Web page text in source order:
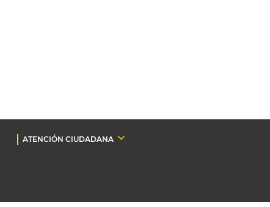
ATENCIÓN CIUDADANA